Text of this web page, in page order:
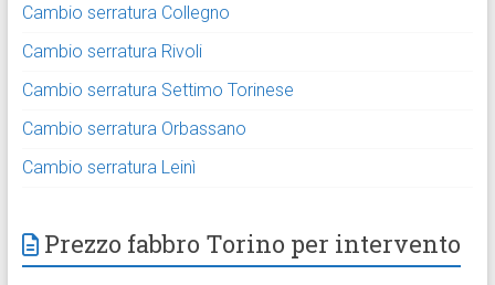
Cambio serratura Collegno
Cambio serratura Rivoli
Cambio serratura Settimo Torinese
Cambio serratura Orbassano
Cambio serratura Leinì
Prezzo fabbro Torino per intervento